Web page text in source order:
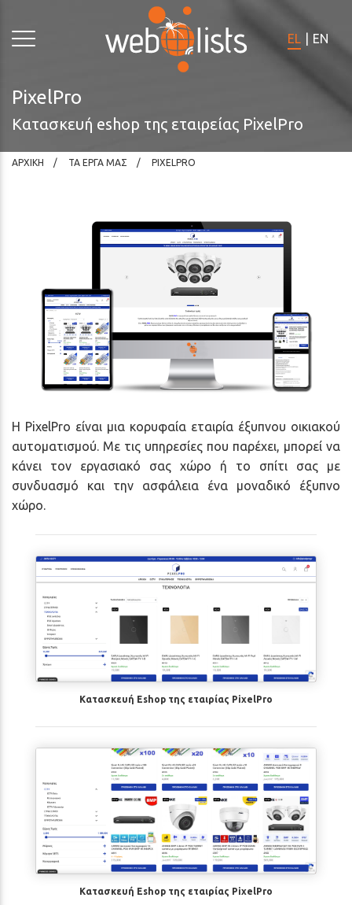
ιστότοπος
σύστημα
προσβασιμότητας.
EL EN
PixelPro
Κατασκευή eshop της εταιρείας PixelPro
ΑΡΧΙΚΗ ΤΑ ΕΡΓΑ ΜΑΣ PIXELPRO
Η PixelPro είναι μια κορυφαία εταιρία έξυπνου οικιακού
αυτοματισμού. Με τις υπηρεσίες που παρέχει, μπορεί να
κάνει τον εργασιακό σας χώρο ή το σπίτι σας με
συνδυασμό και την ασφάλεια ένα μοναδικό έξυπνο
χώρο.
Κατασκευή Eshop της εταιρίας PixelPro
Κατασκευή Eshop της εταιρίας PixelPro